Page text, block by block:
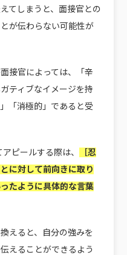
てしまうと、面接官との
が伝わらない可能性が
接官によっては、「辛
ティブなイメージを持
「消極的」であると受
ピールする際は、
［忍
に対して前向きに取り
たように具体的な言葉
えると、自分の強みを
えることができるよう